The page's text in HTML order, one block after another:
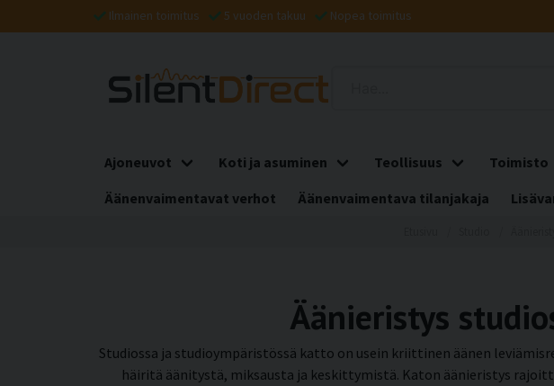
Ilmainen toimitus 5 vuoden takuu Nopea toimitus
Ajoneuvot Koti ja asuminen Teollisuus Toimisto
Äänenvaimentavat verhot
Äänenvaimentava tilanjakaja
Äänieristys
Studiossa ja studioympäristössä katto on usein kriittinen äänen
häiritä äänitystä, miksausta ja keskittymistä. Katon äänieristys